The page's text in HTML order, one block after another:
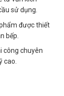
sử dụng.
được thiết
bếp.
công chuyên
cao.